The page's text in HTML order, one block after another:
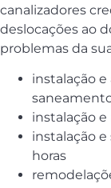
canalizadores
deslocações ao
problemas da
instalação e
instalação e
instalação
horas